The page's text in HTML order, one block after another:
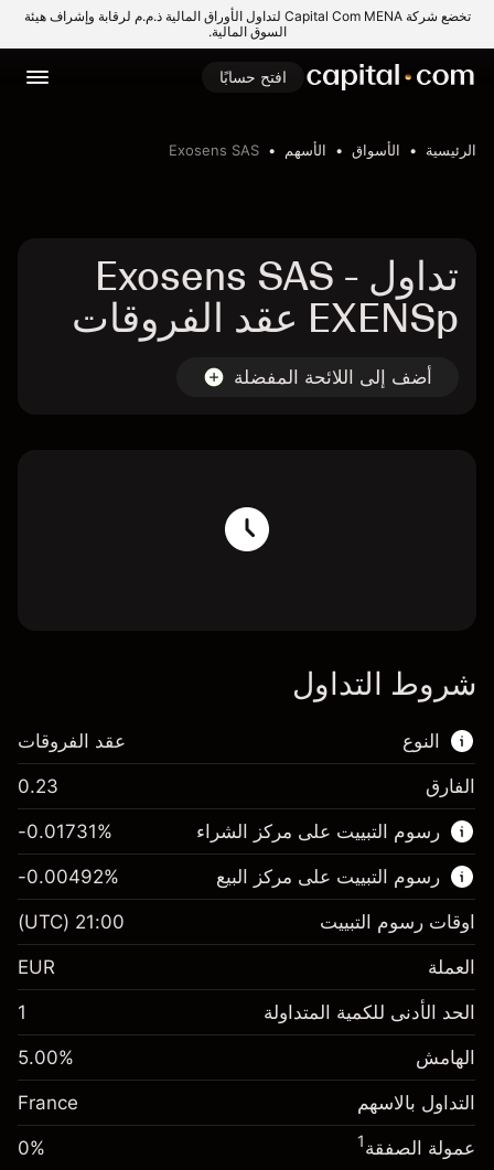
تخضع شركة Capital Com MENA لتداول الأوراق المالية ذ.م.م لرقابة وإشراف هيئة
السوق المالية.
افتح حسابًا
الرئيسية الأسواق الأسهم Exosens SAS
تداول Exosens SAS -
EXENSp عقد الفروقات
أضف إلى اللائحة المفضلة
شروط التداول
النوع
هذا السوق المالي متاح للتداول من خلال عقود
الفروقات.
اعرف المزيد عن:
عقود الفروقات
عقد الفروقات
الفارق 0.23
رسوم التبييت على مركز الشراء
الهامش. استثمارك €1,000.00
-0.017307
%
(-€3.46)
حجم التداول مع الرافعة المالية ~ $
المال من الرافعة المالية ~
-0.01731%
رسوم التبييت على مركز البيع
الهامش. استثمارك €1,000.00
رسم المبيت
-0.004915
%
(-€0.98)
حجم التداول مع الرافعة المالية ~ $
-0.00492%
اوقات رسوم التبييت 21:00
(UTC)
العملة EUR
الحد الأدنى للكمية المتداولة 1
الهامش 5.00%
التداول بالاسهم France
عمولة الصفقة1
0%